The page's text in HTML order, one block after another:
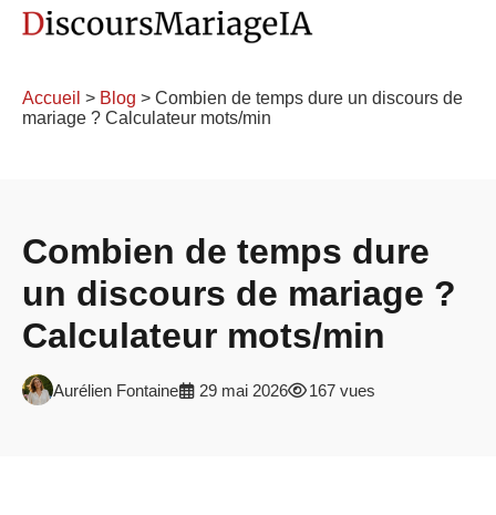
Accueil > Blog > Combien de temps dure un discours de
mariage ? Calculateur mots/min
Combien de temps dure
un discours de mariage ?
Calculateur mots/min
Aurélien Fontaine 29 mai 2026 167 vues